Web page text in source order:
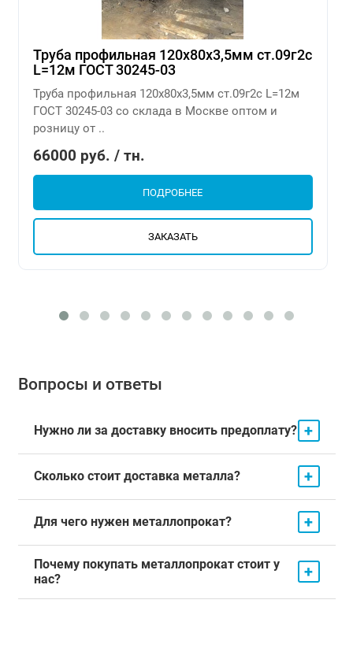
Труба профильная 120х80х3,5мм ст.09г2с
L=12м ГОСТ 30245-03
Труба профильная 120х80х3,5мм ст.09г2с L=12м
ГОСТ 30245-03 со склада в Москве оптом и
розницу от ..
66000 руб. / тн.
ПОДРОБНЕЕ
ЗАКАЗАТЬ
Вопросы и ответы
Нужно ли за доставку вносить предоплату? +
Сколько стоит доставка металла? +
Для чего нужен металлопрокат? +
Почему покупать металлопрокат стоит у
нас?
+